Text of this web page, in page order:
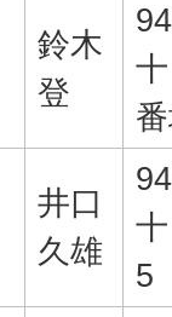
鈴木
登
井口
久雄
5